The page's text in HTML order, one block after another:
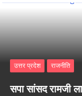
उत्तर प्रदेश राजनीति
सपा सांसद रामजी